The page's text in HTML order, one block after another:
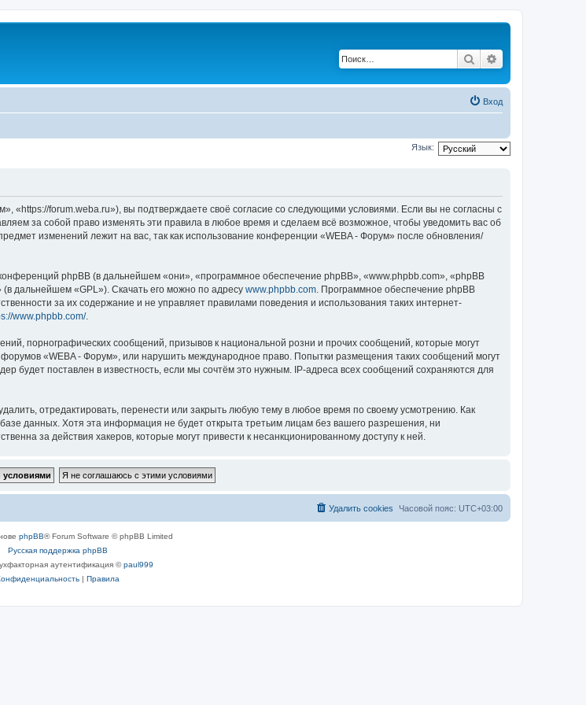
Поиск
Вход
Язык:
forum.weba.ru»), вы подтверждаете своё согласие со следующими условиями. Если вы не согласны с
за собой право изменять эти правила в любое время и сделаем всё возможное, чтобы уведомить вас об
изменений лежит на вас, так как использование конференции «WEBA - Форум» после обновления/
phpBB (в дальнейшем «они», «программное обеспечение phpBB», «www.phpbb.com», «phpBB
(в дальнейшем «GPL»). Скачать его можно по адресу www.phpbb.com. Программное обеспечение phpBB
за их содержание и не управляет правилами поведения и использования таких интернет-
www.phpbb.com/.
порнографических сообщений, призывов к национальной розни и прочих сообщений, которые могут
«WEBA - Форум», или нарушить международное право. Попытки размещения таких сообщений могут
будет поставлен в известность, если мы сочтём это нужным. IP-адреса всех сообщений сохраняются для
отредактировать, перенести или закрыть любую тему в любое время по своему усмотрению. Как
данных. Хотя эта информация не будет открыта третьим лицам без вашего разрешения, ни
за действия хакеров, которые могут привести к несанкционированному доступу к ней.
Часовой пояс: UTC+03:00
Удалить cookies
phpBB® Forum Software © phpBB Limited
Русская поддержка phpBB
аутентификация ©paul999
| Правила